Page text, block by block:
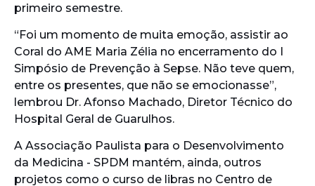
primeiro semestre.
“Foi um momento de muita emoção, assistir ao
Coral do AME Maria Zélia no encerramento do I
Simpósio de Prevenção à Sepse. Não teve quem,
entre os presentes, que não se emocionasse”,
lembrou Dr. Afonso Machado, Diretor Técnico do
Hospital Geral de Guarulhos.
A Associação Paulista para o Desenvolvimento
da Medicina - SPDM mantém, ainda, outros
projetos como o curso de libras no Centro de